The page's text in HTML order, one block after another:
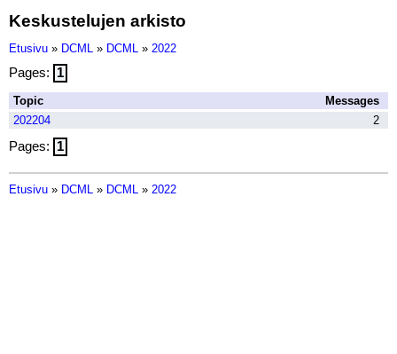
Keskustelujen arkisto
Etusivu » DCML » DCML » 2022
Pages: 1
Topic
Messages
202204
2
Pages: 1
Etusivu » DCML » DCML » 2022